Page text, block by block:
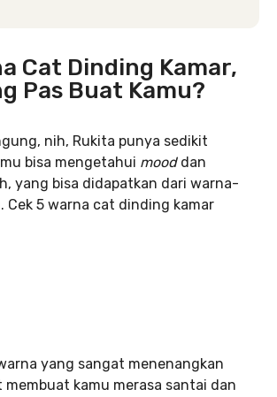
Cat Dinding Kamar,
Pas Buat Kamu?
nih, Rukita punya sedikit
bisa mengetahui mooddan
yang bisa didapatkan dari warna-
5 warna cat dinding kamar
yang sangat menenangkan
membuat kamu merasa santai dan